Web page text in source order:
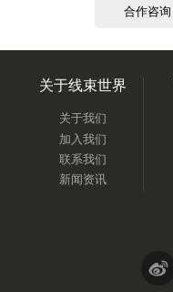
合作咨询
关于线束世界
关于我们
加入我们
联系我们
新闻资讯